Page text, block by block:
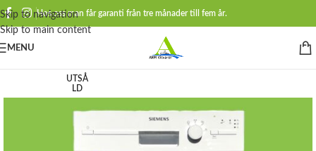
Skip to navigation
Skip to main content
Hos oss man får garanti från tre månader till fem år.
MENU
UTSÅ
LD